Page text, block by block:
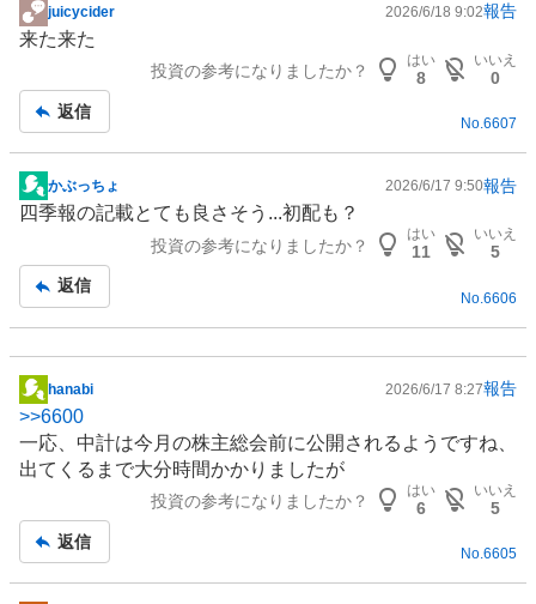
掲
示
事
juicycider 2026/6/18 9:02報告
来た来た
投資の参考になりましたか？
はい
8
いいえ
0
返信
No.6607
掲
示
事
かぶっちょ 2026/6/17 9:50報告
四季報の記載とても良さそう...初配も？
投資の参考になりましたか？
はい
11
いいえ
5
返信
No. 6606
掲
示
記
hanabi 2026/6/17 8:27報告
>>6600
一応、中計は今月の株主総会前に公開されるようですね、
出てくるまで大分時間かかりましたが
投資の参考になりましたか？
はい
6
いいえ
5
返信
No.6605